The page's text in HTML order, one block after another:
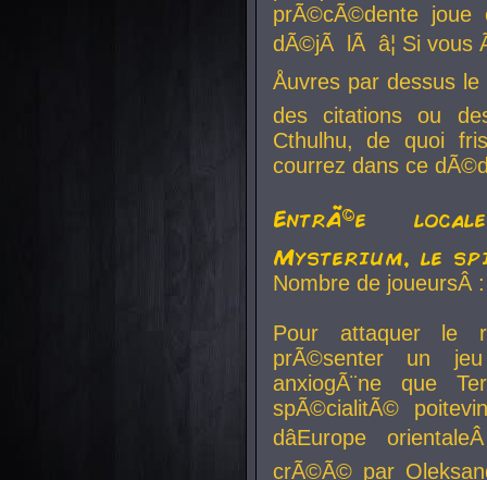
prÃ©cÃ©dente
dÃ©jÃ lÃ â¦ Si vous
Åuvres par dessus
des citations ou
Cthulhu, de quoi
courrez dans ce
EntrÃ©e
Mysterium, le
Nombre de
Pour attaquer le
prÃ©senter un
anxiogÃ¨ne que
spÃ©cialitÃ©
dâEurope
crÃ©Ã© par